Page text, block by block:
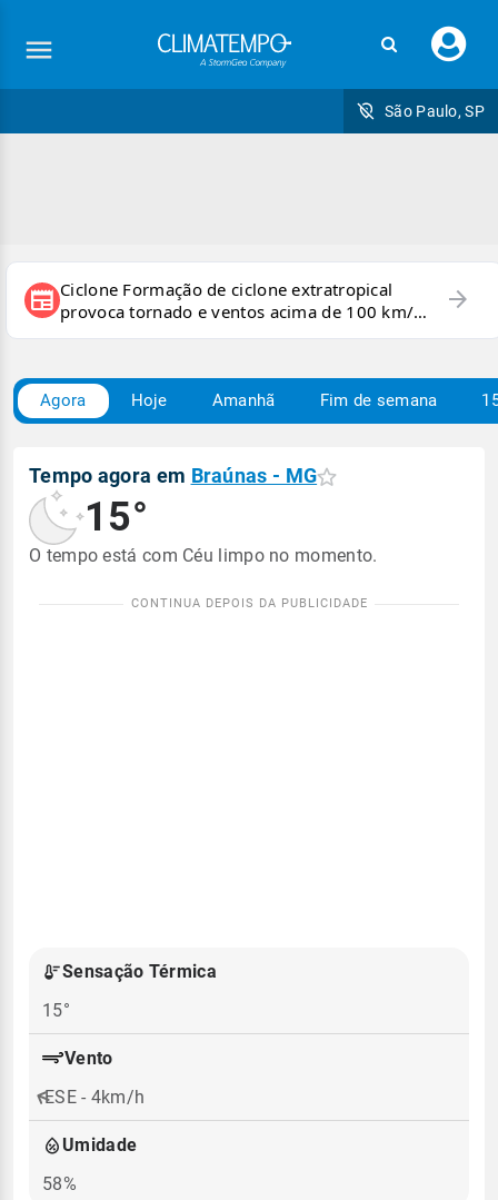
seu
São Paulo, SP
newspaper Ciclone Formação de ciclone extratropical
provoca tornado e ventos acima de 100 km/h
no RS
arrow_forward
Agora Hoje Amanhã Fim de semana
Tempo agora em Braúnas - MG
15°
O tempo está com Céu limpo no momento.
Sensação Térmica
15°
Vento
ESE - 4km/h
Umidade
58%